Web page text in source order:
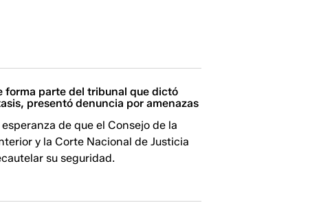
forma parte del tribunal que dictó
presentó denuncia por amenazas
de que el Consejo de la
y la Corte Nacional de Justicia
su seguridad.